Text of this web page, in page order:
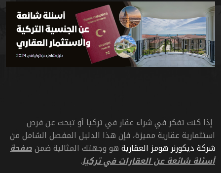
إذا كنت تفكر في شراء عقار في تركيا أو تبحث عن فرص
استثمارية عقارية مميزة، فإن هذا الدليل المفصل الشامل من
شركة ديكورنر هومز العقاريةهو وجهتك المثالية ضمنصفحة
أسئلة شائعة عن العقارات في تركيا.